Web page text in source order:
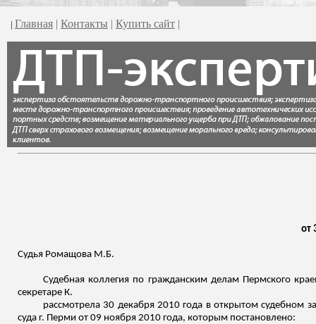
| Главная | Контакты | Купить сайт |
от
Судья Ромащова М.Б.
Судебная коллегия по гражданским делам Пермского
секретаре К.
рассмотрела 30 декабря 2010 года в открытом судебном
суда г. Перми от 09 ноября 2010 года, которым постановлено: